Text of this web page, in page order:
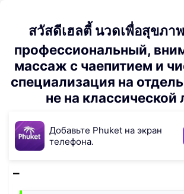
สวัสดีเฮลตี้ นวดเพื่อสุขภ
профессиональный,
массаж с чаепитием и
специализация на
не на классической
Добавьте Phuket на экран
телефона.